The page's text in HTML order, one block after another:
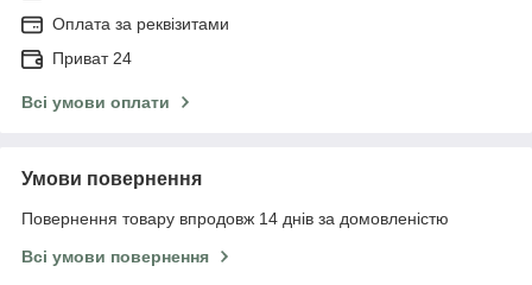
Оплата за реквізитами
Приват 24
Всі умови оплати
Умови повернення
Повернення товару впродовж 14 днів за домовленістю
Всі умови повернення